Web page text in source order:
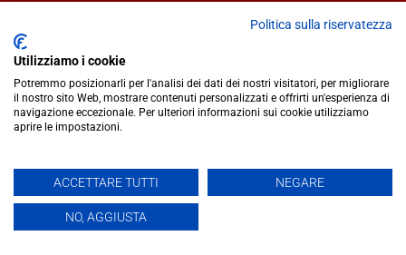
Fiorella Falci
redazione@ilcaffequotidiano.online
C.F. 92076900858
Chi siamo
IlCaffèQuotidiano.online è una testata giornalistica registrata
presso il Tribunale di Caltanissetta n.02/2024 del 17/07/2024 |
Realizzato da
Politica sulla riservatezza
Utilizziamo i cookie
Potremmo posizionarli per l'analisi dei dati dei nostri visitatori, per migliorare
il nostro sito Web, mostrare contenuti personalizzati e offrirti un'esperienza di
navigazione eccezionale. Per ulteriori informazioni sui cookie utilizziamo
aprire le impostazioni.
ACCETTARE TUTTI NEGARE
NO, AGGIUSTA